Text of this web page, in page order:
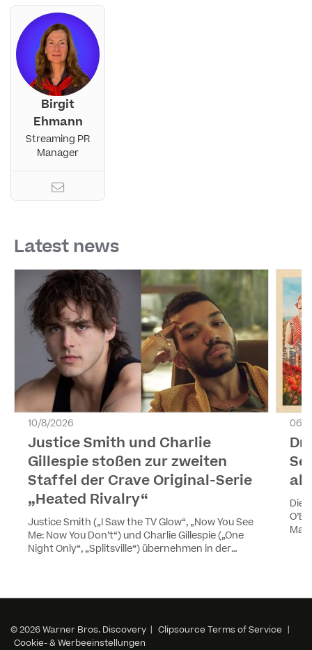
Birgit
Ehmann
Streaming PR
Manager
Latest news
10/8/2026
Justice Smith und Charlie
Gillespie stoßen zur zweiten
Staffel der Crave Original-Serie
„Heated Rivalry“
Justice Smith („I Saw the TV Glow“, „Now You See
Me: Now You Don’t“) und Charlie Gillespie („One
Night Only“, „Splitsville“) übernehmen in der
neben Hudson Williams und Connor Storrie die
Episoden starten voraussichtlich im Frühjahr
2027 auf HBO Max in den USA, Australien, Europa
06/
ab
Die
© 2026 Warner Bros. Discovery | Clipsource Terms of Service
Cookie- & Werbeeinstellungen